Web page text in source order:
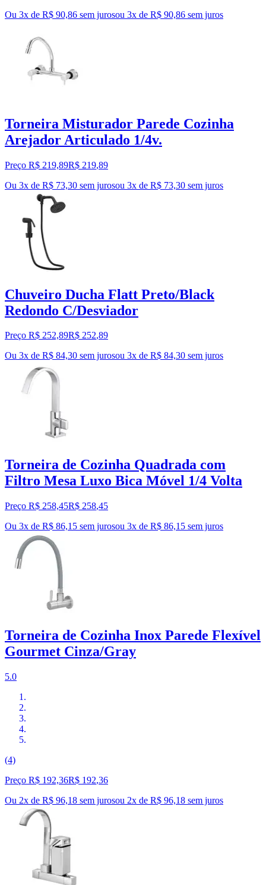
Ou 3x de R$ 90,86 sem jurosou 3x de R$ 90,86 sem juros
Torneira Misturador Parede Cozinha
Arejador Articulado 1/4v.
Preço R$ 219,89R$ 219,89
Ou 3x de R$ 73,30 sem jurosou 3x de R$ 73,30 sem juros
Chuveiro Ducha Flatt Preto/Black
Redondo C/Desviador
Preço R$ 252,89R$ 252,89
Ou 3x de R$ 84,30 sem jurosou 3x de R$ 84,30 sem juros
Torneira de Cozinha Quadrada com
Filtro Mesa Luxo Bica Móvel 1/4 Volta
Preço R$ 258,45R$ 258,45
Ou 3x de R$ 86,15 sem jurosou 3x de R$ 86,15 sem juros
Torneira de Cozinha Inox Parede Flexível
Gourmet Cinza/Gray
5.0
(4)
Preço R$ 192,36R$ 192,36
Ou 2x de R$ 96,18 sem jurosou 2x de R$ 96,18 sem juros